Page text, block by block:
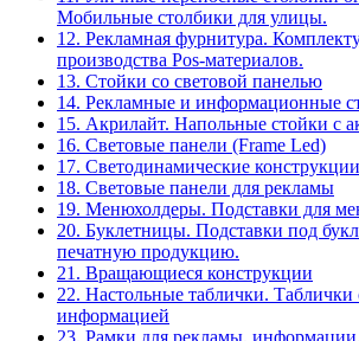
Мобильные столбики для улицы.
12. Рекламная фурнитура.
производства Pos-материалов.
13. Стойки со световой панелью
14. Рекламные и информационные
15. Акрилайт. Напольные стойки с
16. Световые панели (Frame Led)
17. Светодинамические конструкции
18. Световые панели для рекламы
19. Менюхолдеры. Подставки для
20. Буклетницы. Подставки под
печатную продукцию.
21. Вращающиеся конструкции
22. Настольные таблички. Таблички
информацией
23. Рамки для рекламы,